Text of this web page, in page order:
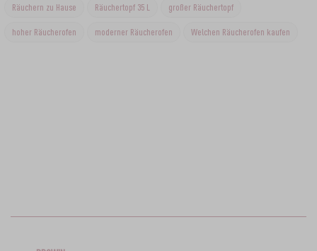
Räuchern zu Hause Räuchertopf 35 L großer Räuchertopf
hoher Räucherofen moderner Räucherofen Welchen Räucherofen kaufen